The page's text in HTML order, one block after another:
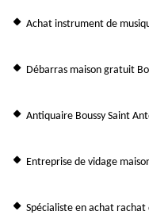
Achat instrument de
Débarras maison gratuit
Antiquaire Boussy Saint
Entreprise de vidage
Spécialiste en achat rachat